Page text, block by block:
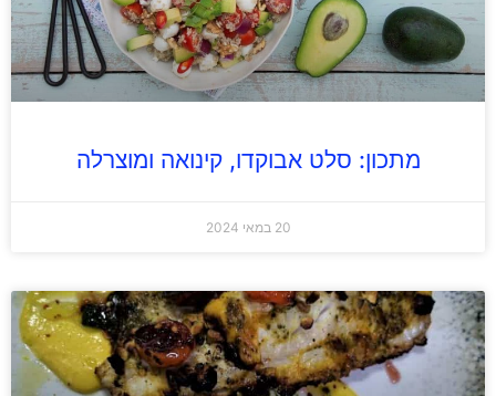
מתכון: סלט אבוקדו, קינואה ומוצרלה
20 במאי 2024